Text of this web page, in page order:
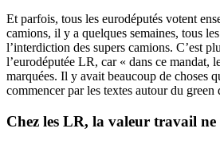
Et parfois, tous les eurodéputés votent
camions, il y a quelques semaines, tous
l’interdiction des supers camions. C’est
l’eurodéputée LR, car « dans ce mandat,
marquées. Il y avait beaucoup de choses
commencer par les textes autour du green
Chez les LR, la valeur travail